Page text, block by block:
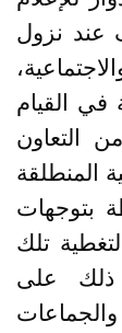
عند نزول
في القيام
التعاون
المنطلقة
بتوجهات
تلك
ذلك على